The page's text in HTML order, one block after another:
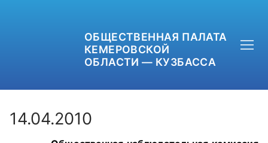
ОБЩЕСТВЕННАЯ ПАЛАТА
КЕМЕРОВСКОЙ
ОБЛАСТИ — КУЗБАССА
14.04.2010